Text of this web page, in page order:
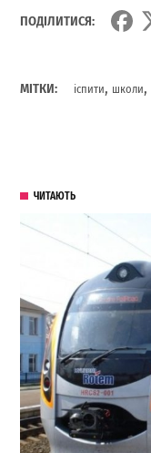
ПОДІЛИТИСЯ:
МІТКИ: іспити, школи,
ЧИТАЮТЬ